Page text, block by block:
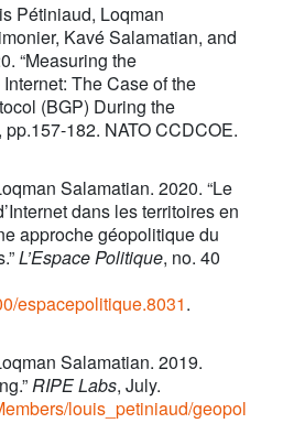
Pétiniaud, Loqman
Kavé Salamatian, and
“Measuring the
The Case of the
(BGP) During the
pp.157-182. NATO CCDCOE.
Salamatian. 2020. “Le
dans les territoires en
approche géopolitique du
L’Espace Politique, no. 40
espacepolitique.8031.
Salamatian. 2019.
RIPE Labs, July.
louis_petiniaud/geopol